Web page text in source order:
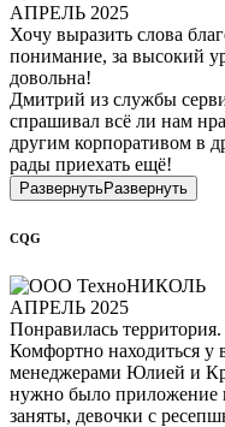
АПРЕЛЬ 2025
Хочу выразить слова
понимание, за высокий
довольна!
Дмитрий из службы
спрашивал всё ли нам
другим корпоративом в
рады приехать ещё!
РазвернутьРазвернуть
CQG
АПРЕЛЬ 2025
Понравилась
Комфортно находиться у
менеджерами Юлией и
нужно было приложение
заняты, девочки с